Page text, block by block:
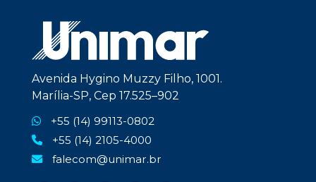
Avenida Hygino Muzzy Filho, 1001.
Marília-SP, Cep 17.525–902
+55 (14) 99113-0802
+55 (14) 2105-4000
falecom@unimar.br